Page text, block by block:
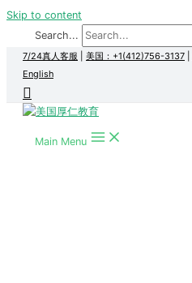
Skip to content
Search...
7/24真人客服 美国：+1(412)756-3137
English
Main Menu